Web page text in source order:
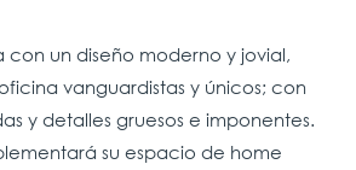
con un diseño moderno y jovial,
vanguardistas y únicos; con
y detalles gruesos e imponentes.
su espacio de home